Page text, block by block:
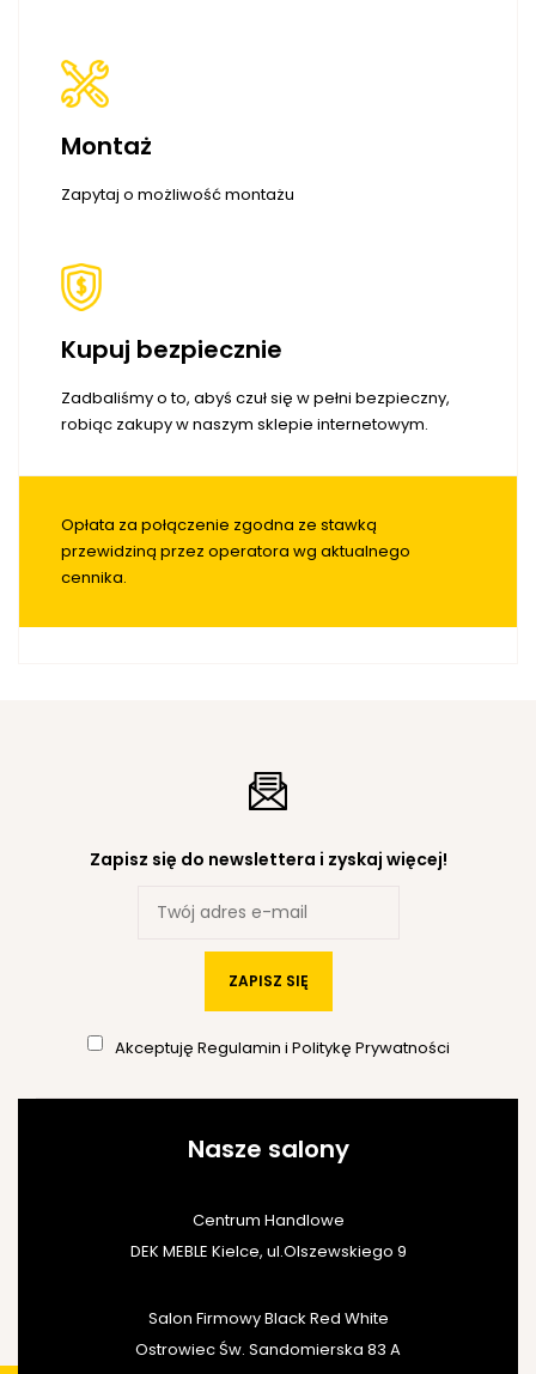
Montaż
Zapytaj o możliwość montażu
Kupuj bezpiecznie
Zadbaliśmy o to, abyś czuł się w pełni bezpieczny,
robiąc zakupy w naszym sklepie internetowym.
Opłata za połączenie zgodna ze stawką
przewidziną przez operatora wg aktualnego
cennika.
Zapisz się do newslettera i zyskaj więcej!
ZAPISZ SIĘ
Akceptuję Regulamin i Politykę Prywatności
Nasze salony
Centrum Handlowe
DEK MEBLE Kielce, ul.Olszewskiego 9
Salon Firmowy Black Red White
Ostrowiec Św. Sandomierska 83 A